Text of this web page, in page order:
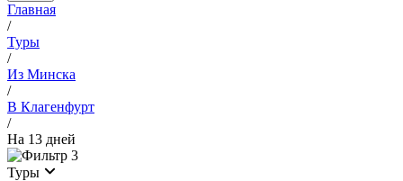
Главная
/
Туры
/
Из Минска
/
В Клагенфурт
/
На 13 дней
3
Туры